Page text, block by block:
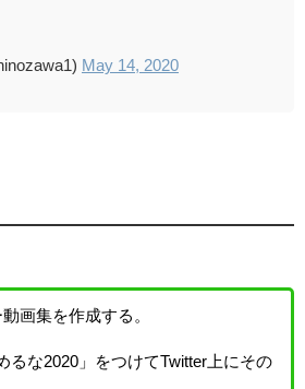
May 14, 2020
画集を作成する。
な2020」をつけてTwitter上にその